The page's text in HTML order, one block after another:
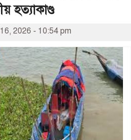
হত্যাকাণ্ড
2026 - 10:54 pm